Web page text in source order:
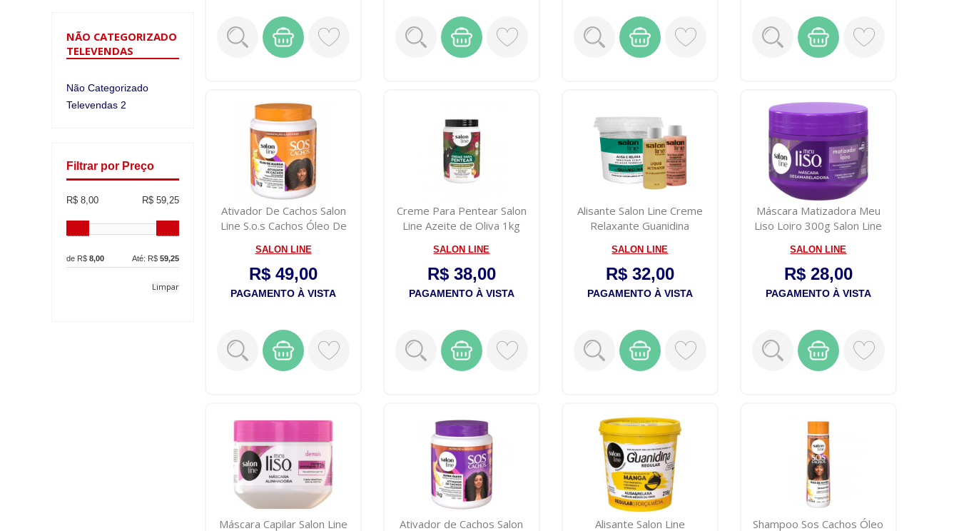
NÃO CATEGORIZADO
TELEVENDAS
Não Categorizado
Televendas 2
Filtrar por Preço
R$ 8,00 R$ 59,25
de R$ 8,00 Até: R$ 59,25
Limpar
Ativador De Cachos Salon
Line S.o.s Cachos Óleo De
SALON LINE
R$ 49,00
PAGAMENTO À VISTA
Creme Para Pentear Salon
Line Azeite de Oliva 1kg
SALON LINE
R$ 38,00
PAGAMENTO À VISTA
Alisante Salon Line Creme
Relaxante Guanidina
SALON LINE
R$ 32,00
PAGAMENTO À VISTA
Máscara Matizadora Meu
Liso Loiro 300g Salon Line
SALON LINE
R$ 28,00
PAGAMENTO À VISTA
Máscara Capilar Salon Line
Ativador de Cachos Salon
Alisante Salon Line
Shampoo Sos Cachos Óleo